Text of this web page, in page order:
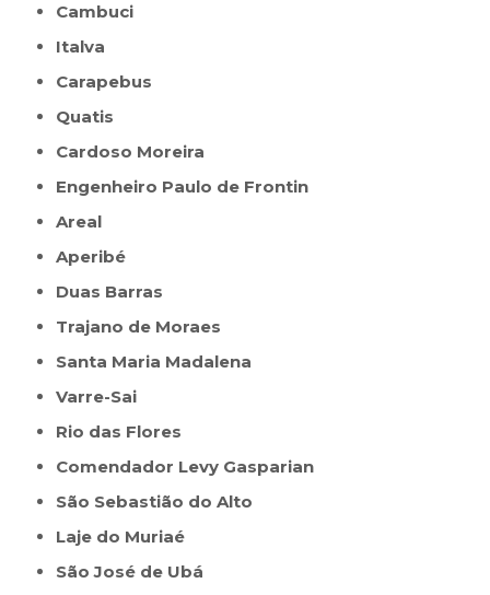
Cambuci
Italva
Carapebus
Quatis
Cardoso Moreira
Engenheiro Paulo de Frontin
Areal
Aperibé
Duas Barras
Trajano de Moraes
Santa Maria Madalena
Varre-Sai
Rio das Flores
Comendador Levy Gasparian
São Sebastião do Alto
Laje do Muriaé
São José de Ubá